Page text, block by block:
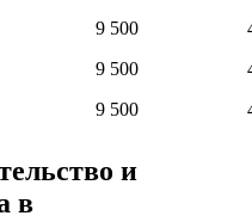
9 500
9 500
9 500
и
в